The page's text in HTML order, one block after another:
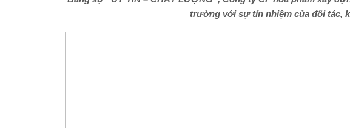
trường với sự tín nhiệm của đối tác,